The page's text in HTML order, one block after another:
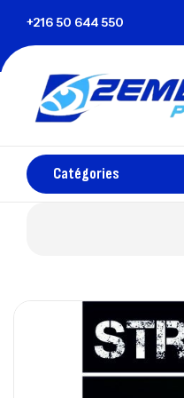
+216 50 644 550
Catégories